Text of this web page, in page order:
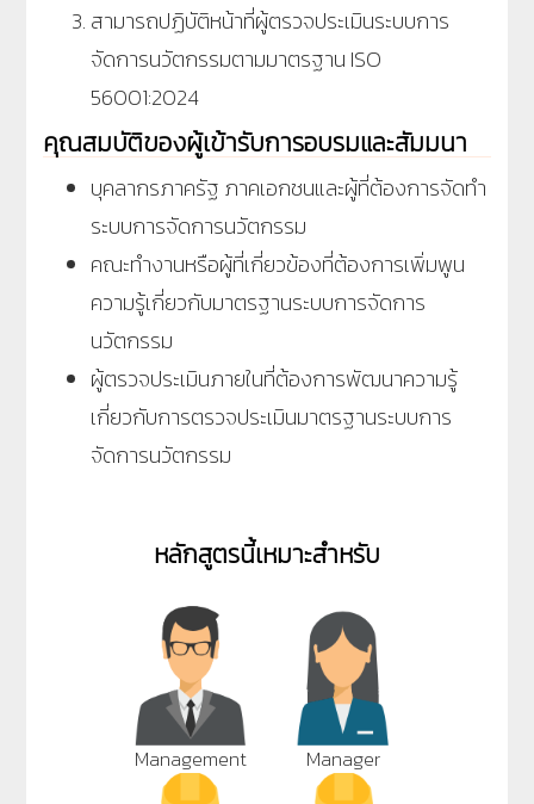
สามารถปฏิบัติหน้าที่ผู้ตรวจประเมินระบบการ
จัดการนวัตกรรมตามมาตรฐาน ISO
56001:2024
คุณสมบัติของผู้เข้ารับการอบรมและสัมมนา
บุคลากรภาครัฐ ภาคเอกชนและผู้ที่ต้องการจัดทำ
ระบบการจัดการนวัตกรรม
คณะทำงานหรือผู้ที่เกี่ยวข้องที่ต้องการเพิ่มพูน
ความรู้เกี่ยวกับมาตรฐานระบบการจัดการ
นวัตกรรม
ผู้ตรวจประเมินภายในที่ต้องการพัฒนาความรู้
เกี่ยวกับการตรวจประเมินมาตรฐานระบบการ
จัดการนวัตกรรม
หลักสูตรนี้เหมาะสำหรับ
Management Manager